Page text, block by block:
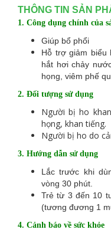
THÔNG TIN SẢN
1. Công dụng chính của
Giúp bổ phổi
Hỗ trợ giảm biểu
hắt hơi chảy
họng, viêm phế
2. Đối tượng sử dụng
Người bị ho
họng, khan tiếng.
Người bị ho do
3. Hướng dẫn sử dụng
Lắc trước khi
vòng 30 phút.
Trẻ từ 3 đến 10
(tương đương 1
4. Cảnh báo về sức khỏe